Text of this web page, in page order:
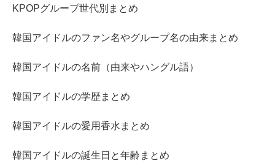
KPOPグループ世代別まとめ
韓国アイドルのファン名やグループ名の由来まとめ
韓国アイドルの名前（由来やハングル語）
韓国アイドルの学歴まとめ
韓国アイドルの愛用香水まとめ
韓国アイドルの誕生日と年齢まとめ